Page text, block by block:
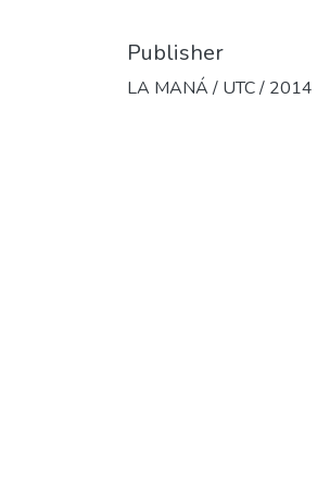
Publisher
LA MANÁ / UTC / 2014